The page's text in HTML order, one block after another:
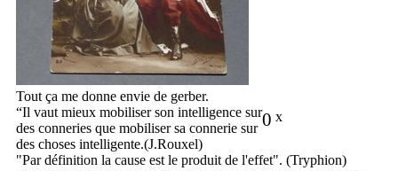
Tout ça me donne envie de gerber.
0 x
“Il vaut mieux mobiliser son intelligence sur
des conneries que mobiliser sa connerie sur
des choses intelligente.(J.Rouxel)
"Par définition la cause est le produit de l'effet". (Tryphion)